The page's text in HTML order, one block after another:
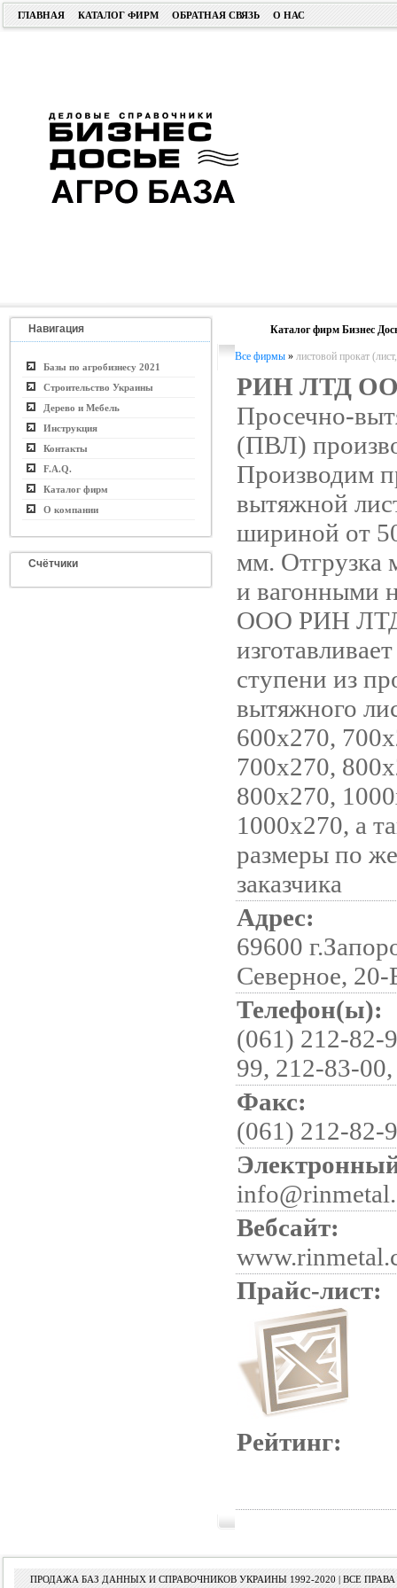
ГЛАВНАЯ КАТАЛОГ ФИРМ ОБРАТНАЯ СВЯЗЬ О НАС
Навигация
Базы по агробизнесу 2021
Строительство Украины
Дерево и Мебель
Инструкция
Контакты
F.A.Q.
Каталог фирм
О компании
Счётчики
Каталог фирм Бизнес
Все фирмы » листовой прокат
РИН ЛТД
Просечно-
(ПВЛ)
Производим
вытяжной
шириной от
мм.
и вагонными
ООО РИН
ступени из
вытяжного
600х270,
700х270,
800х270,
1000х270, а
размеры по
заказчика
Адрес:
69600
Северное, 20-
Телефон(ы):
(061) 212-82-
99, 212-83-
Факс:
(061) 212-82-
Вебсайт:
Прайс-лист:
Рейтинг:
ПРОДАЖА БАЗ ДАННЫХ И СПРАВОЧНИКОВ УКРАИНЫ 1992-2020 | ВСЕ